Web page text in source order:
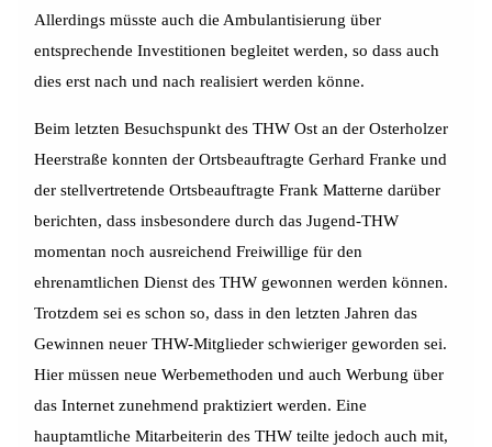
Allerdings müsste auch die Ambulantisierung über
entsprechende Investitionen begleitet werden, so dass auch
dies erst nach und nach realisiert werden könne.
Beim letzten Besuchspunkt des THW Ost an der Osterholzer
Heerstraße konnten der Ortsbeauftragte Gerhard Franke und
der stellvertretende Ortsbeauftragte Frank Matterne darüber
berichten, dass insbesondere durch das Jugend-THW
momentan noch ausreichend Freiwillige für den
ehrenamtlichen Dienst des THW gewonnen werden können.
Trotzdem sei es schon so, dass in den letzten Jahren das
Gewinnen neuer THW-Mitglieder schwieriger geworden sei.
Hier müssen neue Werbemethoden und auch Werbung über
das Internet zunehmend praktiziert werden. Eine
hauptamtliche Mitarbeiterin des THW teilte jedoch auch mit,